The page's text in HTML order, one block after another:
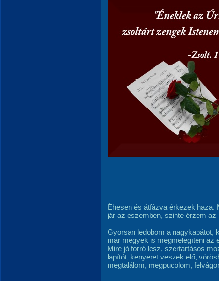
Éhesen és átfázva érkezek haza.
jár az eszemben, szinte érzem
Gyorsan ledobom a nagykabátot,
már megyek is megmelegíteni az
Mire jó forró lesz, szertartásos
lapítót, kenyeret veszek elő,
megtalálom, megpucolom,